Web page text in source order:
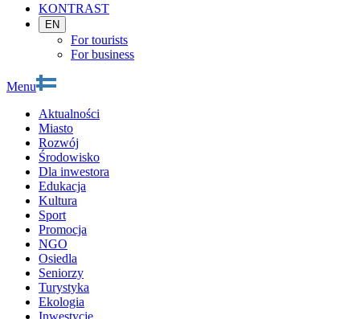
KONTRAST
EN
For tourists
For business
Menu
Aktualności
Miasto
Rozwój
Środowisko
Dla inwestora
Edukacja
Kultura
Sport
Promocja
NGO
Osiedla
Seniorzy
Turystyka
Ekologia
Inwestycje